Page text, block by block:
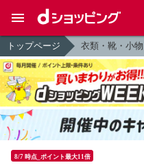
トップページ 衣類・靴・小物
8/7 時点_ポイント最大11倍